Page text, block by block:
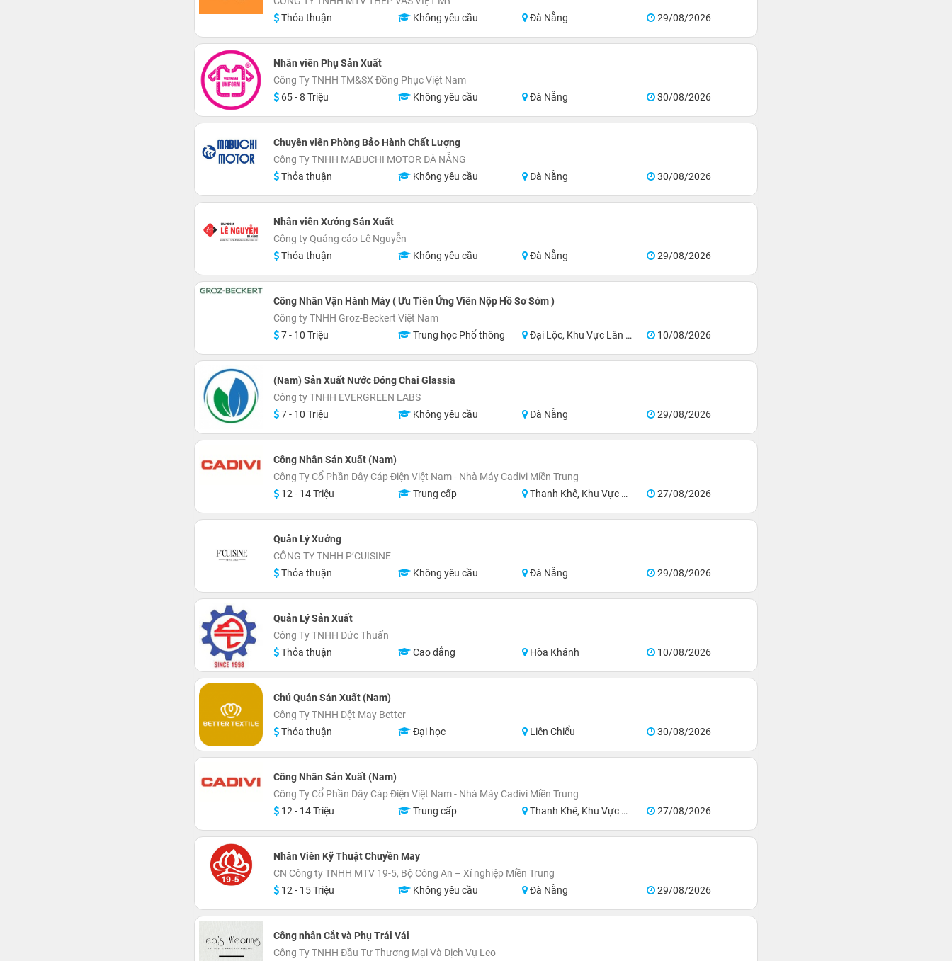
Thỏa thuận
Không yêu cầu Đà Nẵng 29/08/2026
Nhân viên Phụ Sản Xuất
Công Ty TNHH TM&SX Đồng Phục Việt Nam
65 - 8 Triệu
Không yêu cầu Đà Nẵng 30/08/2026
Chuyên viên Phòng Bảo Hành Chất Lượng
Công Ty TNHH MABUCHI MOTOR ĐÀ NẴNG
Thỏa thuận
Không yêu cầu Đà Nẵng 30/08/2026
Nhân viên Xưởng Sản Xuất
Công ty Quảng cáo Lê Nguyễn
Thỏa thuận
Không yêu cầu Đà Nẵng 29/08/2026
Công Nhân Vận Hành Máy ( Ưu Tiên Ứng Viên Nộp Hồ Sơ Sớm )
Công ty TNHH Groz-Beckert Việt Nam
7 - 10 Triệu
Trung học Phổ thông Đại Lộc, Khu Vực Lân Cận Đà Nẵng 10/08/2026
(Nam) Sản Xuất Nước Đóng Chai Glassia
Công ty TNHH EVERGREEN LABS
7 - 10 Triệu
Không yêu cầu Đà Nẵng 29/08/2026
Công Nhân Sản Xuất (Nam)
Công Ty Cổ Phần Dây Cáp Điện Việt Nam - Nhà Máy Cadivi Miền Trung
12 - 14 Triệu
Trung cấp Thanh Khê, Khu Vực Lân Cận Đà Nẵng 27/08/2026
Quản Lý Xưởng
CÔNG TY TNHH P’CUISINE
Thỏa thuận
Không yêu cầu Đà Nẵng 29/08/2026
Quản Lý Sản Xuất
Công Ty TNHH Đức Thuấn
Thỏa thuận
Cao đẳng Hòa Khánh 10/08/2026
Chủ Quản Sản Xuất (Nam)
Công Ty TNHH Dệt May Better
Thỏa thuận
Đại học Liên Chiểu 30/08/2026
Công Nhân Sản Xuất (Nam)
Công Ty Cổ Phần Dây Cáp Điện Việt Nam - Nhà Máy Cadivi Miền Trung
12 - 14 Triệu
Trung cấp Thanh Khê, Khu Vực Lân Cận Đà Nẵng 27/08/2026
Nhân Viên Kỹ Thuật Chuyền May
CN Công ty TNHH MTV 19-5, Bộ Công An – Xí nghiệp Miền Trung
12 - 15 Triệu
Không yêu cầu Đà Nẵng 29/08/2026
Công nhân Cắt và Phụ Trải Vải
Công Ty TNHH Đầu Tư Thương Mại Và Dịch Vụ Leo